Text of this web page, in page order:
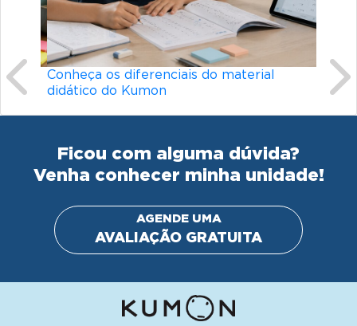
Conheça os diferenciais do material
didático do Kumon
Ficou com alguma dúvida?
Venha conhecer minha unidade!
AGENDE UMA
AVALIAÇÃO GRATUITA